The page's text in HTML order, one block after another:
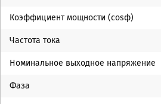
Коэффициент мощности (cosф)
Частота тока
Номинальное выходное напряжение
Фаза